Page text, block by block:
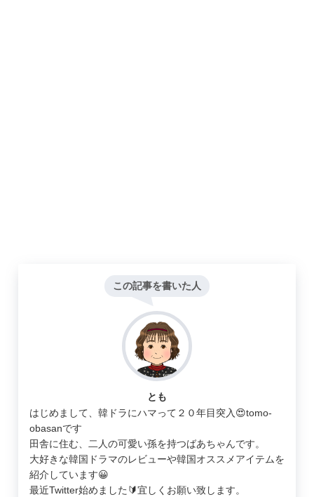
この記事を書いた人
とも
はじめまして、韓ドラにハマって２０年目突入😍tomo-
obasanです
田舎に住む、二人の可愛い孫を持つばあちゃんです。
大好きな韓国ドラマのレビューや韓国オススメアイテムを
紹介しています😀
最近Twitter始めました🔰宜しくお願い致します。